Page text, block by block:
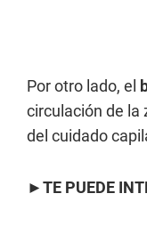
Por otro lado, el
circulación de la
del cuidado
►TE PUEDE